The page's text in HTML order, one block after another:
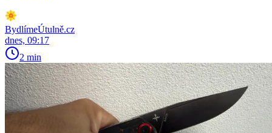
BydlímeÚtulně.cz
dnes, 09:17
2 min